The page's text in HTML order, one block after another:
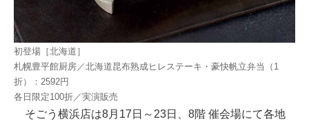
初登場［北海道］
札幌豊平館厨房／北海道昆布熟成ヒレステーキ・豪快帆立弁当（1
折）：2592円
各日限定100折／実演販売
そごう横浜店は8月17日～23日、8階 催会場にて各地